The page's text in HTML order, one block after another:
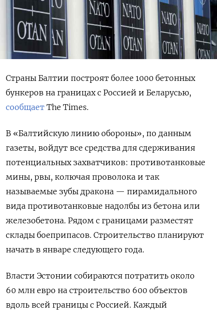
Страны Балтии построят более 1000 бетонных
бункеров на границах с Россией и Беларусью,
сообщает The Times.
В «Балтийскую линию обороны», по данным
газеты, войдут все средства для сдерживания
потенциальных захватчиков: противотанковые
мины, рвы, колючая проволока и так
называемые зубы дракона — пирамидального
вида противотанковые надолбы из бетона или
железобетона. Рядом с границами разместят
склады боеприпасов. Строительство планируют
начать в январе следующего года.
Власти Эстонии собираются потратить около
60 млн евро на строительство 600 объектов
вдоль всей границы с Россией. Каждый